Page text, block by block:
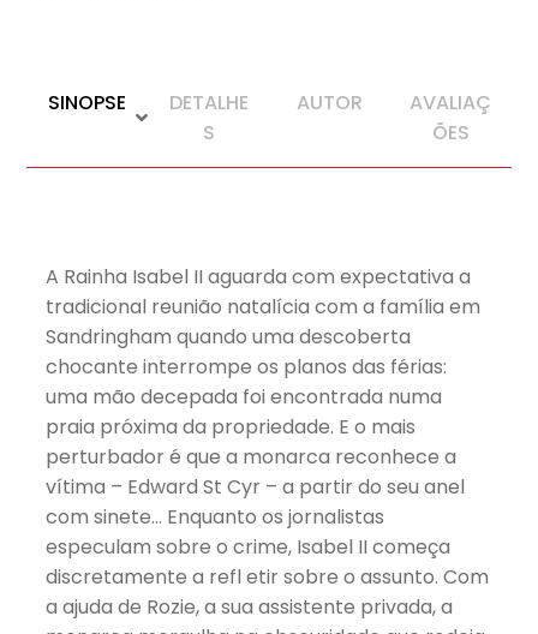
SINOPSE
DETALHE
S
AUTOR
AVALIAÇ
ÕES
A Rainha Isabel II aguarda com expectativa a
tradicional reunião natalícia com a família em
Sandringham quando uma descoberta
chocante interrompe os planos das férias:
uma mão decepada foi encontrada numa
praia próxima da propriedade. E o mais
perturbador é que a monarca reconhece a
vítima – Edward St Cyr – a partir do seu anel
com sinete… Enquanto os jornalistas
especulam sobre o crime, Isabel II começa
discretamente a refl etir sobre o assunto. Com
a ajuda de Rozie, a sua assistente privada, a